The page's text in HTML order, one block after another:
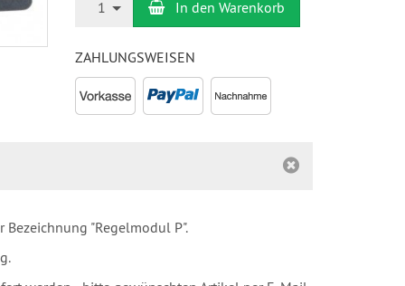
1 In den Warenkorb
ZAHLUNGSWEISEN
"Regelmodul P".